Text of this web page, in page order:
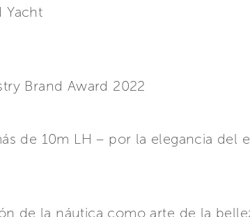
Yacht
Brand Award 2022
de 10m LH – por la elegancia del
de la náutica como arte de la